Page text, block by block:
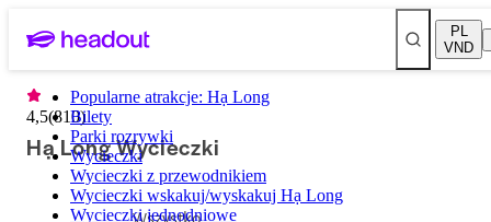
PL
VND
Popularne atrakcje: Hạ Long
Bilety
Parki rozrywki
Wycieczki
Wycieczki z przewodnikiem
Wycieczki wskakuj/wyskakuj Hạ Long
Wycieczki jednodniowe
4,5(810)
Hạ Long Wycieczki
Wszystko